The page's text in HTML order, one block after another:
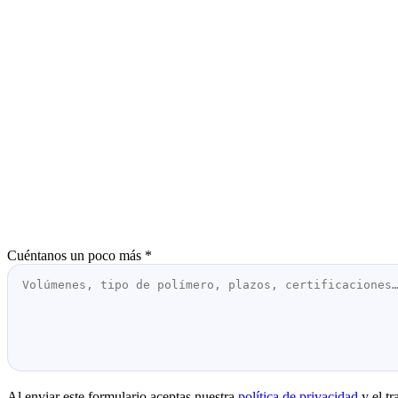
Cuéntanos un poco más *